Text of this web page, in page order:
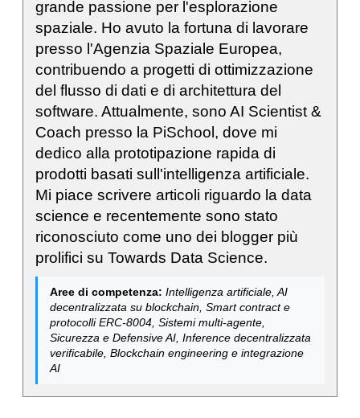
grande passione per l'esplorazione
spaziale. Ho avuto la fortuna di lavorare
presso l'Agenzia Spaziale Europea,
contribuendo a progetti di ottimizzazione
del flusso di dati e di architettura del
software. Attualmente, sono AI Scientist &
Coach presso la PiSchool, dove mi
dedico alla prototipazione rapida di
prodotti basati sull'intelligenza artificiale.
Mi piace scrivere articoli riguardo la data
science e recentemente sono stato
riconosciuto come uno dei blogger più
prolifici su Towards Data Science.
Aree di competenza: Intelligenza artificiale, AI
decentralizzata su blockchain, Smart contract e
protocolli ERC-8004, Sistemi multi-agente,
Sicurezza e Defensive AI, Inference decentralizzata
verificabile, Blockchain engineering e integrazione
AI